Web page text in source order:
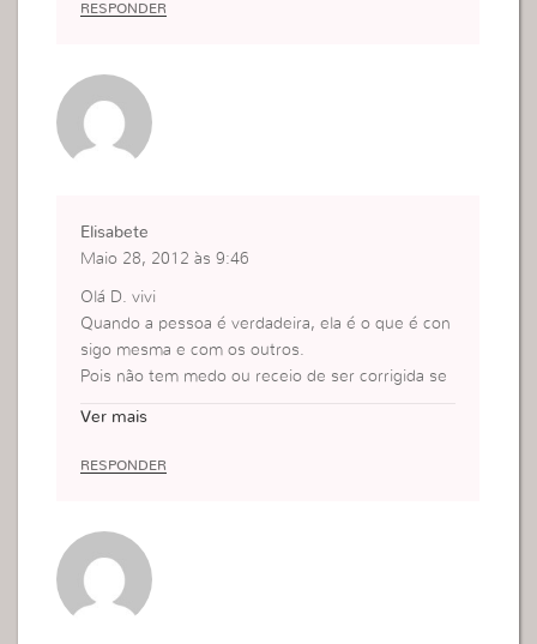
Mais primeiramente antes de querer que os outr
os sejam, nos temos que ser primeiro!!!
RESPONDER
Elisabete
Maio 28, 2012 às 9:46
Olá D. vivi
Quando a pessoa é verdadeira, ela é o que é con
sigo mesma e com os outros.
Pois não tem medo ou receio de ser corrigida se
Ver mais
RESPONDER